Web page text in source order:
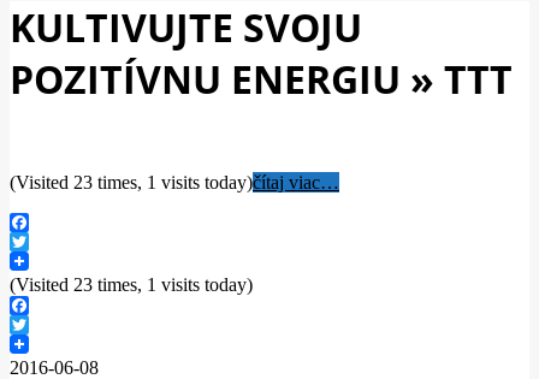
KULTIVUJTE SVOJU
POZITÍVNU ENERGIU » TTT
(Visited 23 times, 1 visits today)čítaj viac…
Facebook
Twitter
(Visited 23 times, 1 visits today)
Facebook
Twitter
2016-06-08